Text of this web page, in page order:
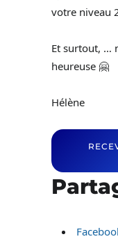
votre niveau
Et surtout, …
heureuse 🤗
Hélène